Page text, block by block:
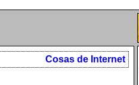
Cosas de Internet